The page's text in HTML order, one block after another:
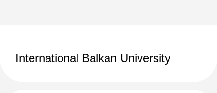
International Balkan University